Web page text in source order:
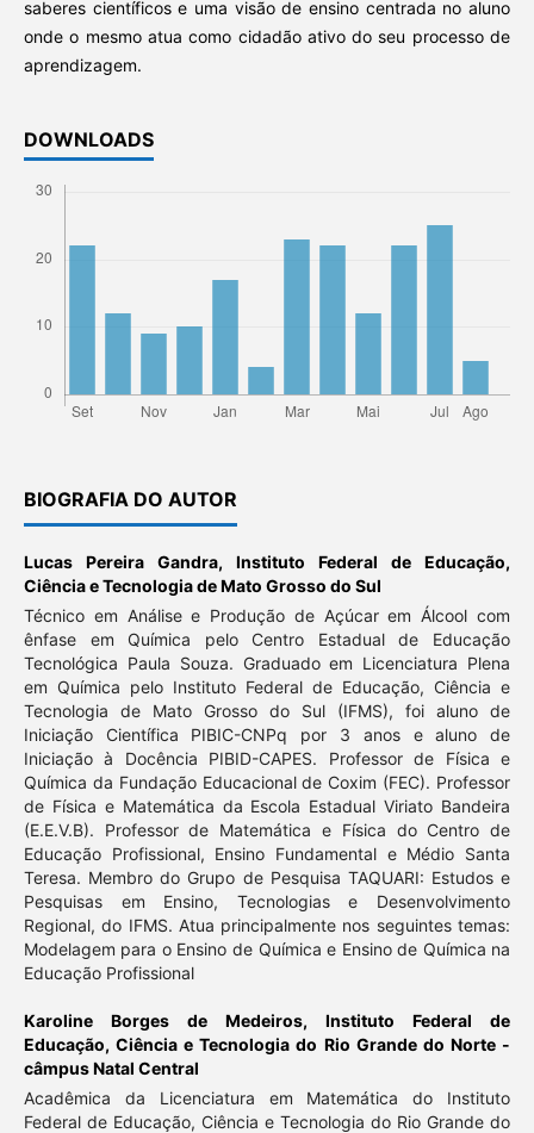
saberes científicos e uma visão de ensino centrada no aluno
onde o mesmo atua como cidadão ativo do seu processo de
aprendizagem.
DOWNLOADS
BIOGRAFIA DO AUTOR
Lucas Pereira Gandra, Instituto Federal de Educação,
Ciência e Tecnologia de Mato Grosso do Sul
Técnico em Análise e Produção de Açúcar em Álcool com
ênfase em Química pelo Centro Estadual de Educação
Tecnológica Paula Souza. Graduado em Licenciatura Plena
em Química pelo Instituto Federal de Educação, Ciência e
Tecnologia de Mato Grosso do Sul (IFMS), foi aluno de
Iniciação Científica PIBIC-CNPq por 3 anos e aluno de
Iniciação à Docência PIBID-CAPES. Professor de Física e
Química da Fundação Educacional de Coxim (FEC). Professor
de Física e Matemática da Escola Estadual Viriato Bandeira
(E.E.V.B). Professor de Matemática e Física do Centro de
Educação Profissional, Ensino Fundamental e Médio Santa
Teresa. Membro do Grupo de Pesquisa TAQUARI: Estudos e
Pesquisas em Ensino, Tecnologias e Desenvolvimento
Regional, do IFMS. Atua principalmente nos seguintes temas:
Modelagem para o Ensino de Química e Ensino de Química na
Educação Profissional
Karoline Borges de Medeiros,Instituto Federal de
Educação, Ciência e Tecnologia do Rio Grande do Norte -
câmpus Natal Central
Acadêmica da Licenciatura em Matemática do Instituto
Federal de Educação, Ciência e Tecnologia do Rio Grande do